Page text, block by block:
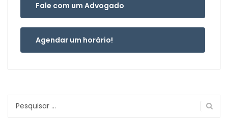
Fale com um Advogado
Agendar um horário!
Pesquisar